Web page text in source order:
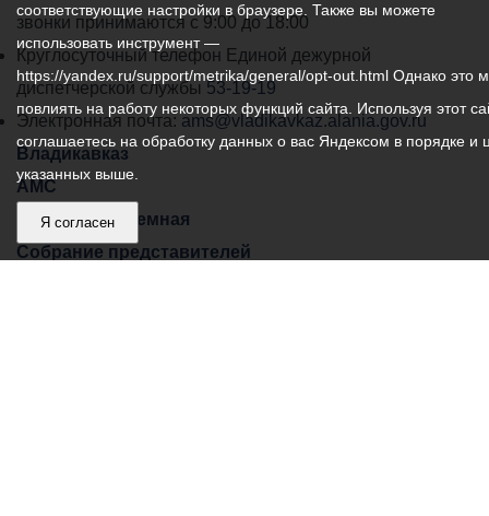
администрации
местного
самоуправления
города
Владикавказ:
звонки принимаются с 9:00 до 18:00
Круглосуточный телефон Единой дежурной
диспетчерской службы 53-19-19
Электронная почта: ams@vladikavkaz.alania.gov.ru
Владикавказ
АМС
Интернет приемная
Собрание представителей
соответствующие настройки в браузере. Также вы можете
использовать инструмент —
https://yandex.ru/support/metrika/general/opt-out.html Однако это
повлиять на работу некоторых функций сайта. Используя этот
соглашаетесь на обработку данных о вас Яндексом в порядке и
указанных выше.
Я согласен